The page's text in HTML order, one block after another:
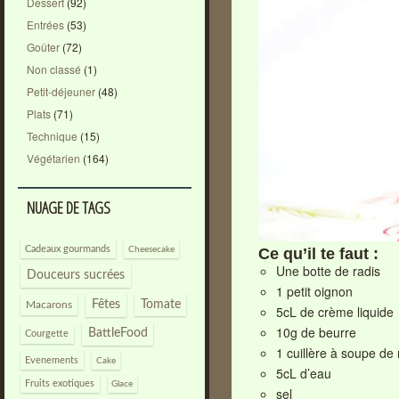
Entrées (53)
Goûter (72)
Non classé (1)
Petit-déjeuner (48)
Plats (71)
Technique (15)
Végétarien (164)
NUAGE DE TAGS
Cadeaux gourmands Cheesecake
Douceurs sucrées
Macarons Fêtes Tomate
Courgette BattleFood
Evenements Cake
Fruits exotiques Glace
Ce qu’il te faut :
Une botte de radis
1 petit oignon
5cL de crème liquide
10g de beurre
1 cuillère à soupe de
5cL d’eau
sel